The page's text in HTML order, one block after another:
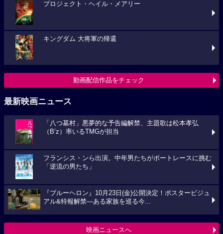
プロジェクト・ヘイル・メアリー
キングダム 大将軍の帰還
動画配信作品をチェック
最新映画ニュース
「八つ墓村」悪夢的な予告編解禁、主題歌は松本孝弘
（B’z）率いるTMGが担当
フランシス・ンら出演。中年男たちがボートレースに挑む
「逆流の男たち」
『ブルーヘロン』10月23日(金)公開決定！ポスタービジュ
アル&特報解禁―ある家族を巡る今...
映画ニュースへ